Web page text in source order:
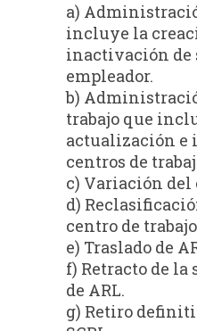
a)
incluye la
inactivación de
empleador.
b)
trabajo que
actualización e
centros de
c) Variación del
d)
centro de
e) Traslado de
f) Retracto de
de ARL.
g) Retiro